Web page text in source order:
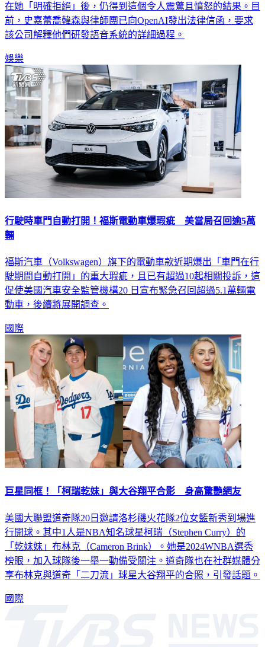
長阿特曼（Sam Altman）曾詢問她是否願意提供聲音，沒想到
在她「明確拒絕」後，仍得到這個令人震驚且憤怒的結果。目
前，史嘉蕾喬韓森與律師團已向OpenAI發出法律信函，要求
娛樂
行駛時車門自動打開！福斯電動車爆瑕疵 美當局召回逾5萬
福斯汽車（Volkswagen）旗下的電動車款近期爆出「車門在行
駛期間自動打開」的重大瑕疵，且已有超過10起相關投訴，這
促使美國汽車安全監管機構20 日宣布緊急召回超過5.1萬輛電
國際
美國大聯盟道奇隊20日邀請洛杉磯火花隊2位女籃新秀到場進
行開球。其中1人是NBA知名球星柯瑞（Stephen Curry）的
「乾妹妹」布林克（Cameron Brink）。她是2024WNBA選秀
榜眼，加入球隊後一舉一動備受關注。道奇隊也在社群媒體分